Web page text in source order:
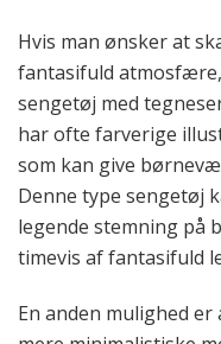
Hvis man ønsker at
fantasifuld
sengetøj med
har ofte farverige
som kan give
Denne type sengetøj
legende stemning på
timevis af fantasifuld
En anden mulighed